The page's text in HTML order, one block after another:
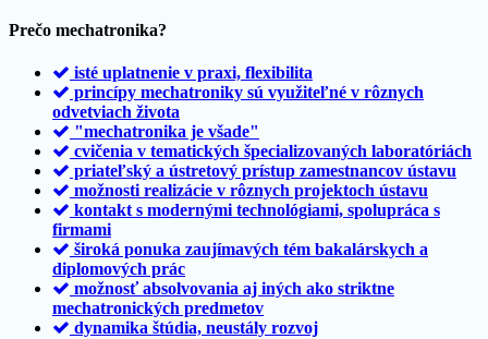
Prečo mechatronika?
isté uplatnenie v praxi, flexibilita
princípy mechatroniky sú využiteľné v rôznych
odvetviach života
"mechatronika je všade"
cvičenia v tematických špecializovaných laboratóriách
priateľský a ústretový prístup zamestnancov ústavu
možnosti realizácie v rôznych projektoch ústavu
kontakt s modernými technológiami, spolupráca s
firmami
široká ponuka zaujímavých tém bakalárskych a
diplomových prác
možnosť absolvovania aj iných ako striktne
mechatronických predmetov
dynamika štúdia, neustály rozvoj